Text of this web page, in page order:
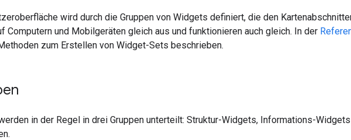
wird durch die Gruppen von Widgets definiert, die den
Computern und Mobilgeräten gleich aus und funktionieren auch gleich. In der
zum Erstellen von Widget-Sets beschrieben.
in der Regel in drei Gruppen unterteilt: Struktur-Widgets, Informations-